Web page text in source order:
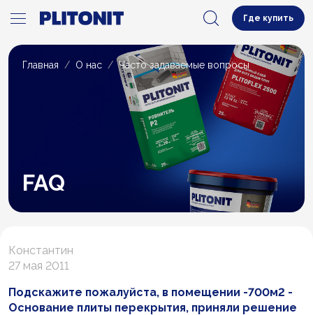
Где купить
Главная О нас Часто задаваемые вопросы
FAQ
Константин
27 мая 2011
Подскажите пожалуйста, в помещении -700м2 -
Основание плиты перекрытия, приняли решение